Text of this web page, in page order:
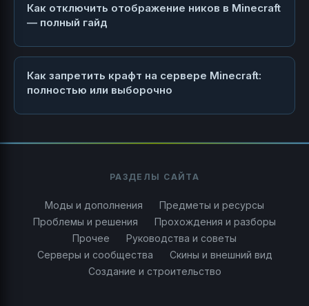
Как отключить отображение ников в Minecraft
— полный гайд
Как запретить крафт на сервере Minecraft:
полностью или выборочно
РАЗДЕЛЫ САЙТА
Моды и дополнения
Предметы и ресурсы
Проблемы и решения
Прохождения и разборы
Прочее
Руководства и советы
Серверы и сообщества
Скины и внешний вид
Создание и строительство